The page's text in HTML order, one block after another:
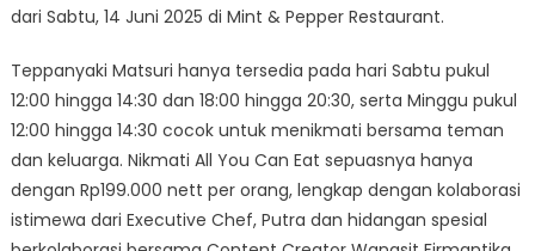
dari Sabtu, 14 Juni 2025 di Mint & Pepper Restaurant.
Teppanyaki Matsuri hanya tersedia pada hari Sabtu pukul
12:00 hingga 14:30 dan 18:00 hingga 20:30, serta Minggu pukul
12:00 hingga 14:30 cocok untuk menikmati bersama teman
dan keluarga. Nikmati All You Can Eat sepuasnya hanya
dengan Rp199.000 nett per orang, lengkap dengan kolaborasi
istimewa dari Executive Chef, Putra dan hidangan spesial